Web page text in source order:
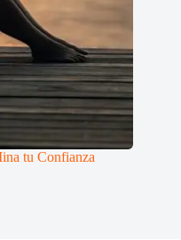
tu Confianza